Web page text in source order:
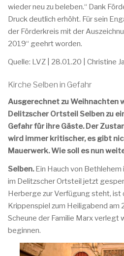
wieder neu zu beleben.“ Dank
Druck deutlich erhöht. Für sein
der Förderkreis mit der
2019“ geehrt worden.
Quelle: LVZ | 28.01.20 | Christine
Kirche Selben in Gefahr
Ausgerechnet zu Weihnachten
Delitzscher Ortsteil Selben zu
Gefahr für ihre Gäste. Der
wird immer kritischer, es gibt
Mauerwerk. Wie soll es nun
Selben.Ein Hauch von Bethlehem
im Delitzscher Ortsteil jetzt
Herberge zur Verfügung steht, ist
Krippenspiel zum Heiligabend am
Scheune der Familie Marx verlegt
beginnen.